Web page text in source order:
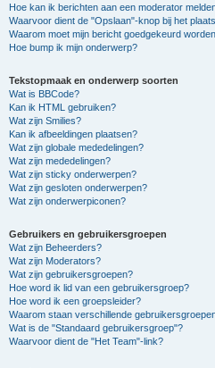
Hoe kan ik berichten aan een moderator
Waarvoor dient de "Opslaan"-knop bij het
Waarom moet mijn bericht goedgekeurd
Hoe bump ik mijn onderwerp?
Tekstopmaak en onderwerp soorten
Wat is BBCode?
Kan ik HTML gebruiken?
Wat zijn Smilies?
Kan ik afbeeldingen plaatsen?
Wat zijn globale mededelingen?
Wat zijn mededelingen?
Wat zijn sticky onderwerpen?
Wat zijn gesloten onderwerpen?
Wat zijn onderwerpiconen?
Gebruikers en gebruikersgroepen
Wat zijn Beheerders?
Wat zijn Moderators?
Wat zijn gebruikersgroepen?
Hoe word ik lid van een gebruikersgroep?
Hoe word ik een groepsleider?
Waarom staan verschillende
Wat is de "Standaard gebruikersgroep"?
Waarvoor dient de "Het Team"-link?